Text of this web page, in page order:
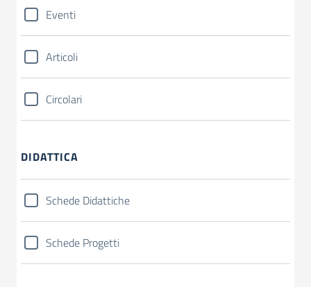
Eventi
Articoli
Circolari
DIDATTICA
Schede Didattiche
Schede Progetti